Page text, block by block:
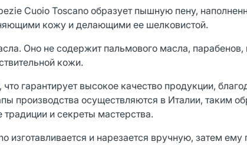
Cuoio Toscano образует пышную пену,
кожу и делающими ее шелковистой.
Оно не содержит пальмового масла, парабенов,
кожи.
гарантирует высокое качество продукции,
производства осуществляются в Италии, таким
и секреты мастерства.
и нарезается вручную, затем ему